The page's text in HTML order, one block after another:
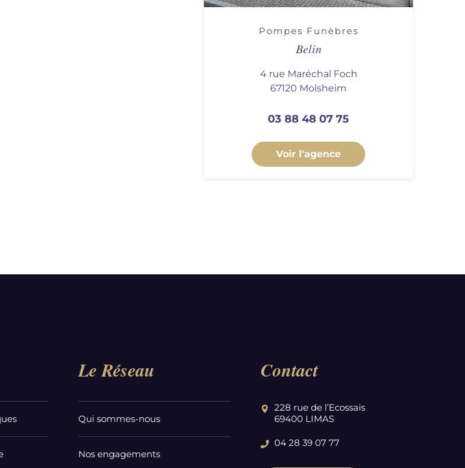
Pompes Funèbres
Belin
4 rue Maréchal Foch
67120 Molsheim
03 88 48 07 75
Voir l'agence
Le Réseau
Qui sommes-nous
Nos engagements
Contact
228 rue de l’Ecossais
69400 LIMAS
04 28 39 07 77